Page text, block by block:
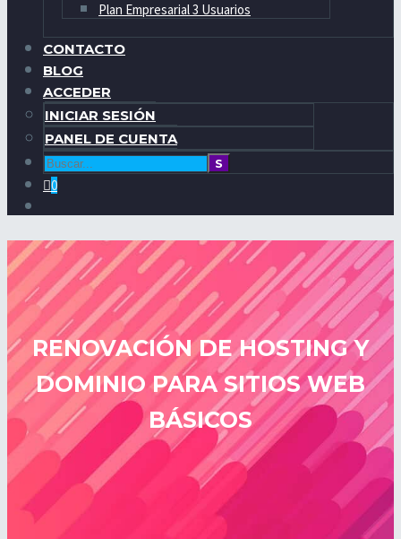
Plan Empresarial 3 Usuarios
CONTACTO
BLOG
ACCEDER
INICIAR SESIÓN
PANEL DE CUENTA
0
RENOVACIÓN DE HOSTING Y
DOMINIO PARA SITIOS WEB
BÁSICOS